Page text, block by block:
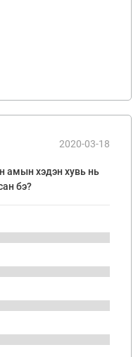
2020-03-18
амын хэдэн хувь нь
бэ?